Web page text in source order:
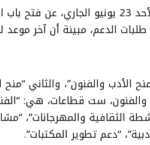
أعلنت مؤسسة عبد الحميد شومان، اليوم الأحد 23 يونيو الجاري،
الدعم، مبينة أن آخر موعد
الأدب والفنون”، والثاني “منح
والفنون، ست قطاعات، هي:
الثقافية والمهرجانات”،
“دعم تطوير المكتبات”.